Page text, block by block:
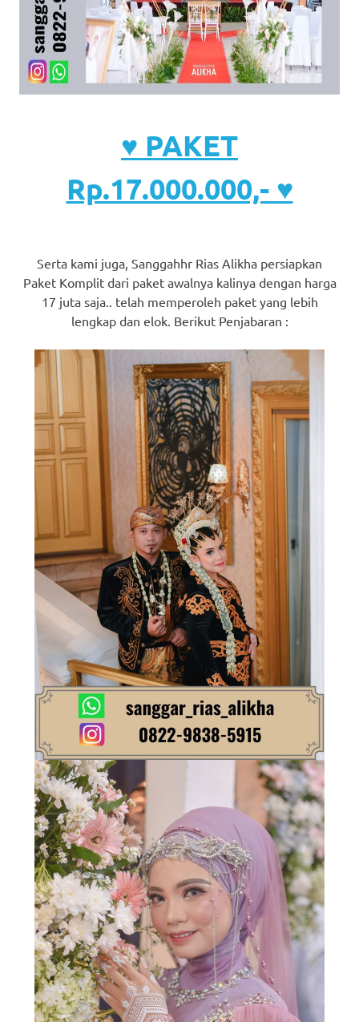
♥ PAKET
Rp.17.000.000,- ♥
Serta kami juga, Sanggahhr Rias Alikha persiapkan
Paket Komplit dari paket awalnya kalinya dengan harga
17 juta saja.. telah memperoleh paket yang lebih
lengkap dan elok. Berikut Penjabaran :